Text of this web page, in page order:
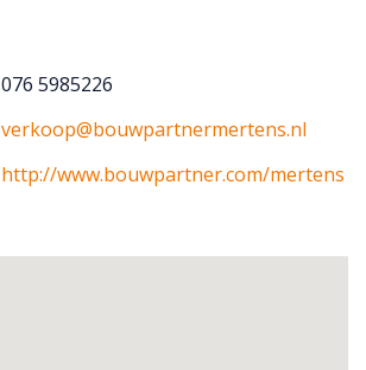
076 5985226
verkoop@bouwpartnermertens.nl
http://www.bouwpartner.com/mertens